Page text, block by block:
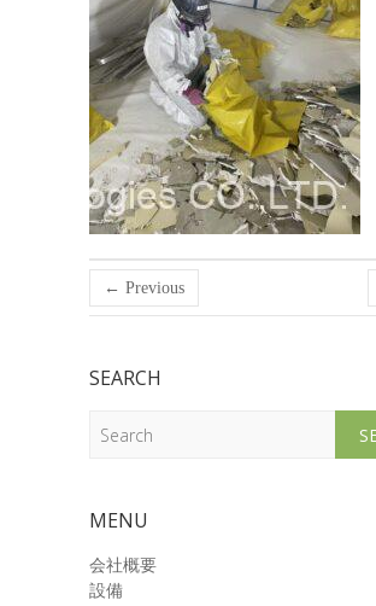
← Previous
SEARCH
MENU
会社概要
設備